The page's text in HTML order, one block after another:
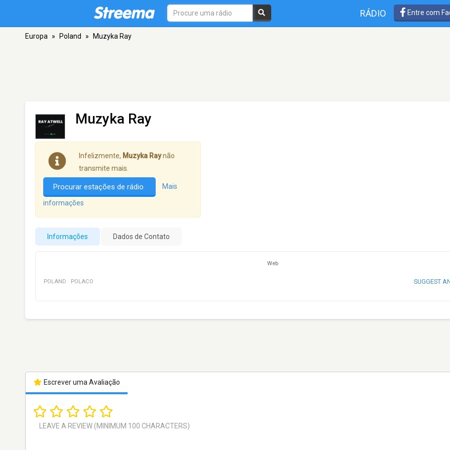
RÁDIO Entre com
Europa » Poland » Muzyka Ray
Muzyka Ray
Infelizmente, Muzyka Raynão
transmite mais.
Procurar estações de rádio Mais
informações
Informações Dados de Contato
Web
POLAND · POLACO SUGGEST
Escrever uma Avaliação